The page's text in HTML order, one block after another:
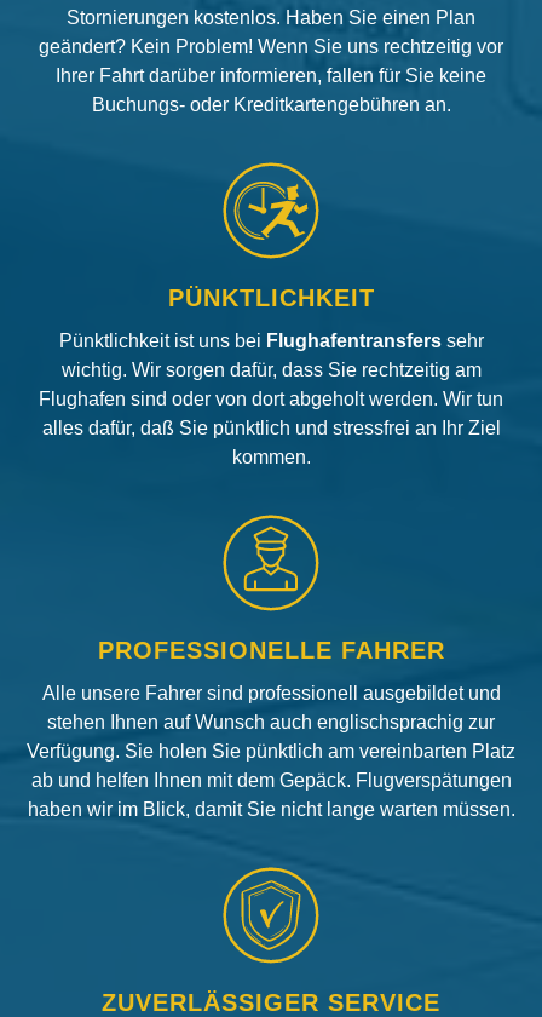
Stornierungen kostenlos. Haben Sie einen Plan
geändert? Kein Problem! Wenn Sie uns rechtzeitig vor
Ihrer Fahrt darüber informieren, fallen für Sie keine
Buchungs- oder Kreditkartengebühren an.
PÜNKTLICHKEIT
Pünktlichkeit ist uns bei Flughafentransfers sehr
wichtig. Wir sorgen dafür, dass Sie rechtzeitig am
Flughafen sind oder von dort abgeholt werden. Wir tun
alles dafür, daß Sie pünktlich und stressfrei an Ihr Ziel
kommen.
PROFESSIONELLE FAHRER
Alle unsere Fahrer sind professionell ausgebildet und
stehen Ihnen auf Wunsch auch englischsprachig zur
Verfügung. Sie holen Sie pünktlich am vereinbarten Platz
ab und helfen Ihnen mit dem Gepäck. Flugverspätungen
haben wir im Blick, damit Sie nicht lange warten müssen.
ZUVERLÄSSIGER SERVICE